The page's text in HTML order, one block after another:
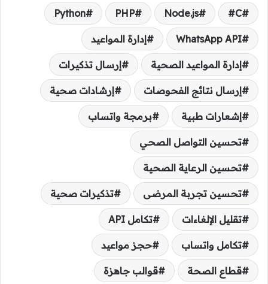
C#
Node.js
PHP
Python
WhatsApp API إدارة المواعيد
إدارة المواعيد الصحية إرسال تذكيرات
إرسال نتائج الفحوصات إرشادات صحية
إشعارات طبية برمجة واتساب
تحسين التواصل الصحي
تحسين الرعاية الصحية
تحسين تجربة المرضى تذكيرات صحية
تقليل الإلغاءات تكامل API
تكامل واتساب حجز مواعيد
قطاع الصحة قوالب جاهزة